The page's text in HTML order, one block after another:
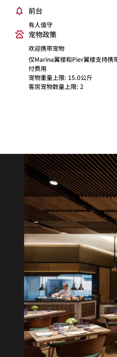
前台
有人值守
宠物政策
欢迎携带宠物
仅Marina翼楼和Pier翼楼支持携
付费用
宠物重量上限: 15.0公斤
客房宠物数量上限: 2